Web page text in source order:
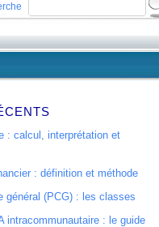
: calcul, interprétation et
: définition et méthode
général (PCG) : les classes
intracommunautaire : le guide